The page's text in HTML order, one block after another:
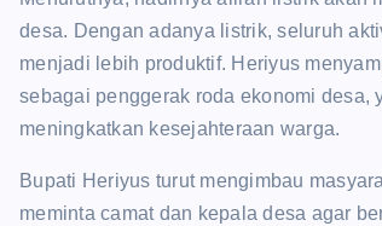
desa. Dengan adanya listrik, seluruh
menjadi lebih produktif. Heriyus
sebagai penggerak roda ekonomi desa,
meningkatkan kesejahteraan warga.
Bupati Heriyus turut mengimbau
meminta camat dan kepala desa agar